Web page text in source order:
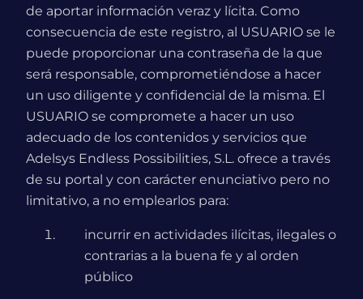
de aportar información veraz y lícita. Como
consecuencia de este registro, al USUARIO se le
puede proporcionar una contraseña de la que
será responsable, comprometiéndose a hacer
un uso diligente y confidencial de la misma. El
USUARIO se compromete a hacer un uso
adecuado de los contenidos y servicios que
Adelsys Endless Possibilities, S.L. ofrece a través
de su portal y con carácter enunciativo pero no
limitativo, a no emplearlos para:
incurrir en actividades ilícitas, ilegales o
contrarias a la buena fe y al orden
público